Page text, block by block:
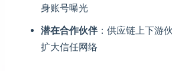
身账号曝光
潜在合作伙伴：供应链上下游
扩大信任网络